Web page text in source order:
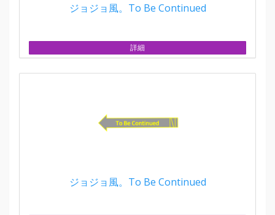
ジョジョ風。To Be Continued
詳細
ジョジョ風。To Be Continued